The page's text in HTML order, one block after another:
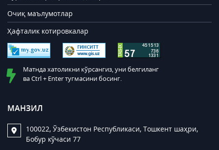
Очиқ маълумотлар
Ҳафталик котировкалар
Матнда хатоликни кўрсангиз, уни белгиланг
ва Ctrl + Enter тугмасини босинг.
МАНЗИЛ
100022, Ўзбекистон Республикаси, Тошкент шаҳри,
Бобур кўчаси 77